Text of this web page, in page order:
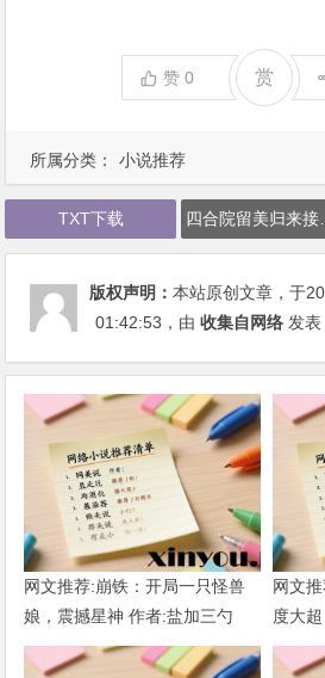
所属分类： 小说推荐
赞0 赏
TXT下载 四合
版权声明：本站原创文章，于
01:42:53 ，由收集自网络 发表
网文推荐:崩铁：开局一只怪兽
娘，震撼星神 作者:盐加三勺
（1-218）TXT下载
网文
度大
1-802